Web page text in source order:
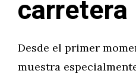
carretera
Desde el primer
muestra